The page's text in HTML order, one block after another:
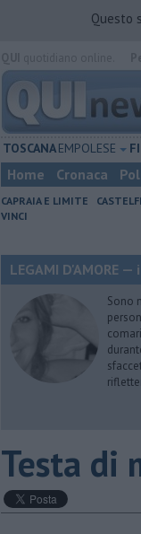
Questo
TOSCANAEMPOLESE
Home Cronaca
CAPRAIA E LIMITE
VINCI
LEGAMI D'AMORE
Sono
Testa di